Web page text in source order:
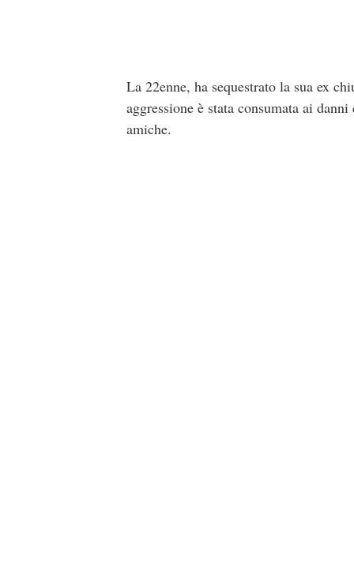
La 22enne, ha sequestrato la sua ex
aggressione è stata consumata ai
amiche.